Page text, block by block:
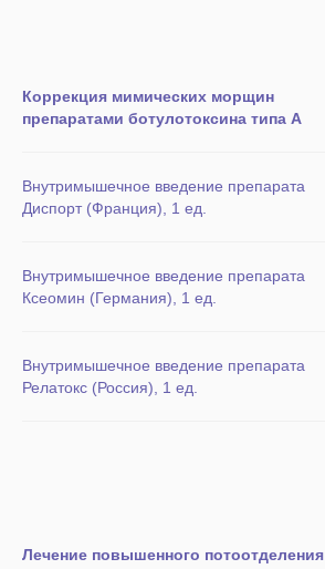
Коррекция мимических морщин
препаратами ботулотоксина типа А
Внутримышечное введение препарата
Диспорт (Франция), 1 ед.
Внутримышечное введение препарата
Ксеомин (Германия), 1 ед.
Внутримышечное введение препарата
Релатокс (Россия), 1 ед.
Лечение повышенного потоотделения